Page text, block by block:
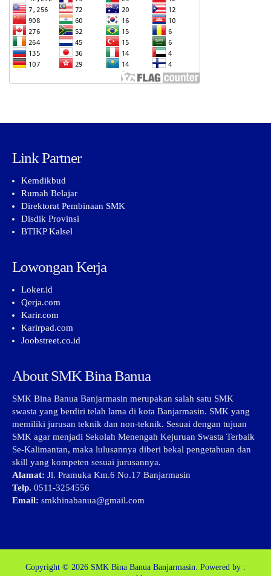
Link Partner
Kemdikbud
Rumah Belajar
Direktorat Pembinaan SMK
Disdik Provinsi
BTIKP Kalsel
Lowongan Kerja
Loker.id
Qerja.com
Karir.com
Karirpad.com
Joobstreet.co.id
About SMK Bina Banua
SMK Bina Banua Banjarmasin merupakan salah satu SMK
swasta yang berdiri telah lama di kota Banjarmasin. SMK yang
memiliki jurusan teknik dan non-teknik. Sesuai dengan tujuan
SMK agar menjadi Sekolah Menengah Kejuruan Swasta Terbaik
Se-Kalimantan, maka lulusannya diberi bekal pengetahuan dan
skill yang kompeten sesuai jurusannya.
Alamat: Jl. Pramuka Km.6 No.17 Banjarmasin
Telp. 0511-3254556
Email: smkbinabanua@gmail.com
Copyright © 2026 SMK Bina Banua Banjarmasin. Powered by :